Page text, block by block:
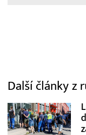
Další články z